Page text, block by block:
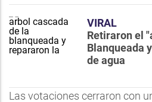
VIRAL
Retiraron el
Blanqueada
de agua
Las votaciones cerraron con